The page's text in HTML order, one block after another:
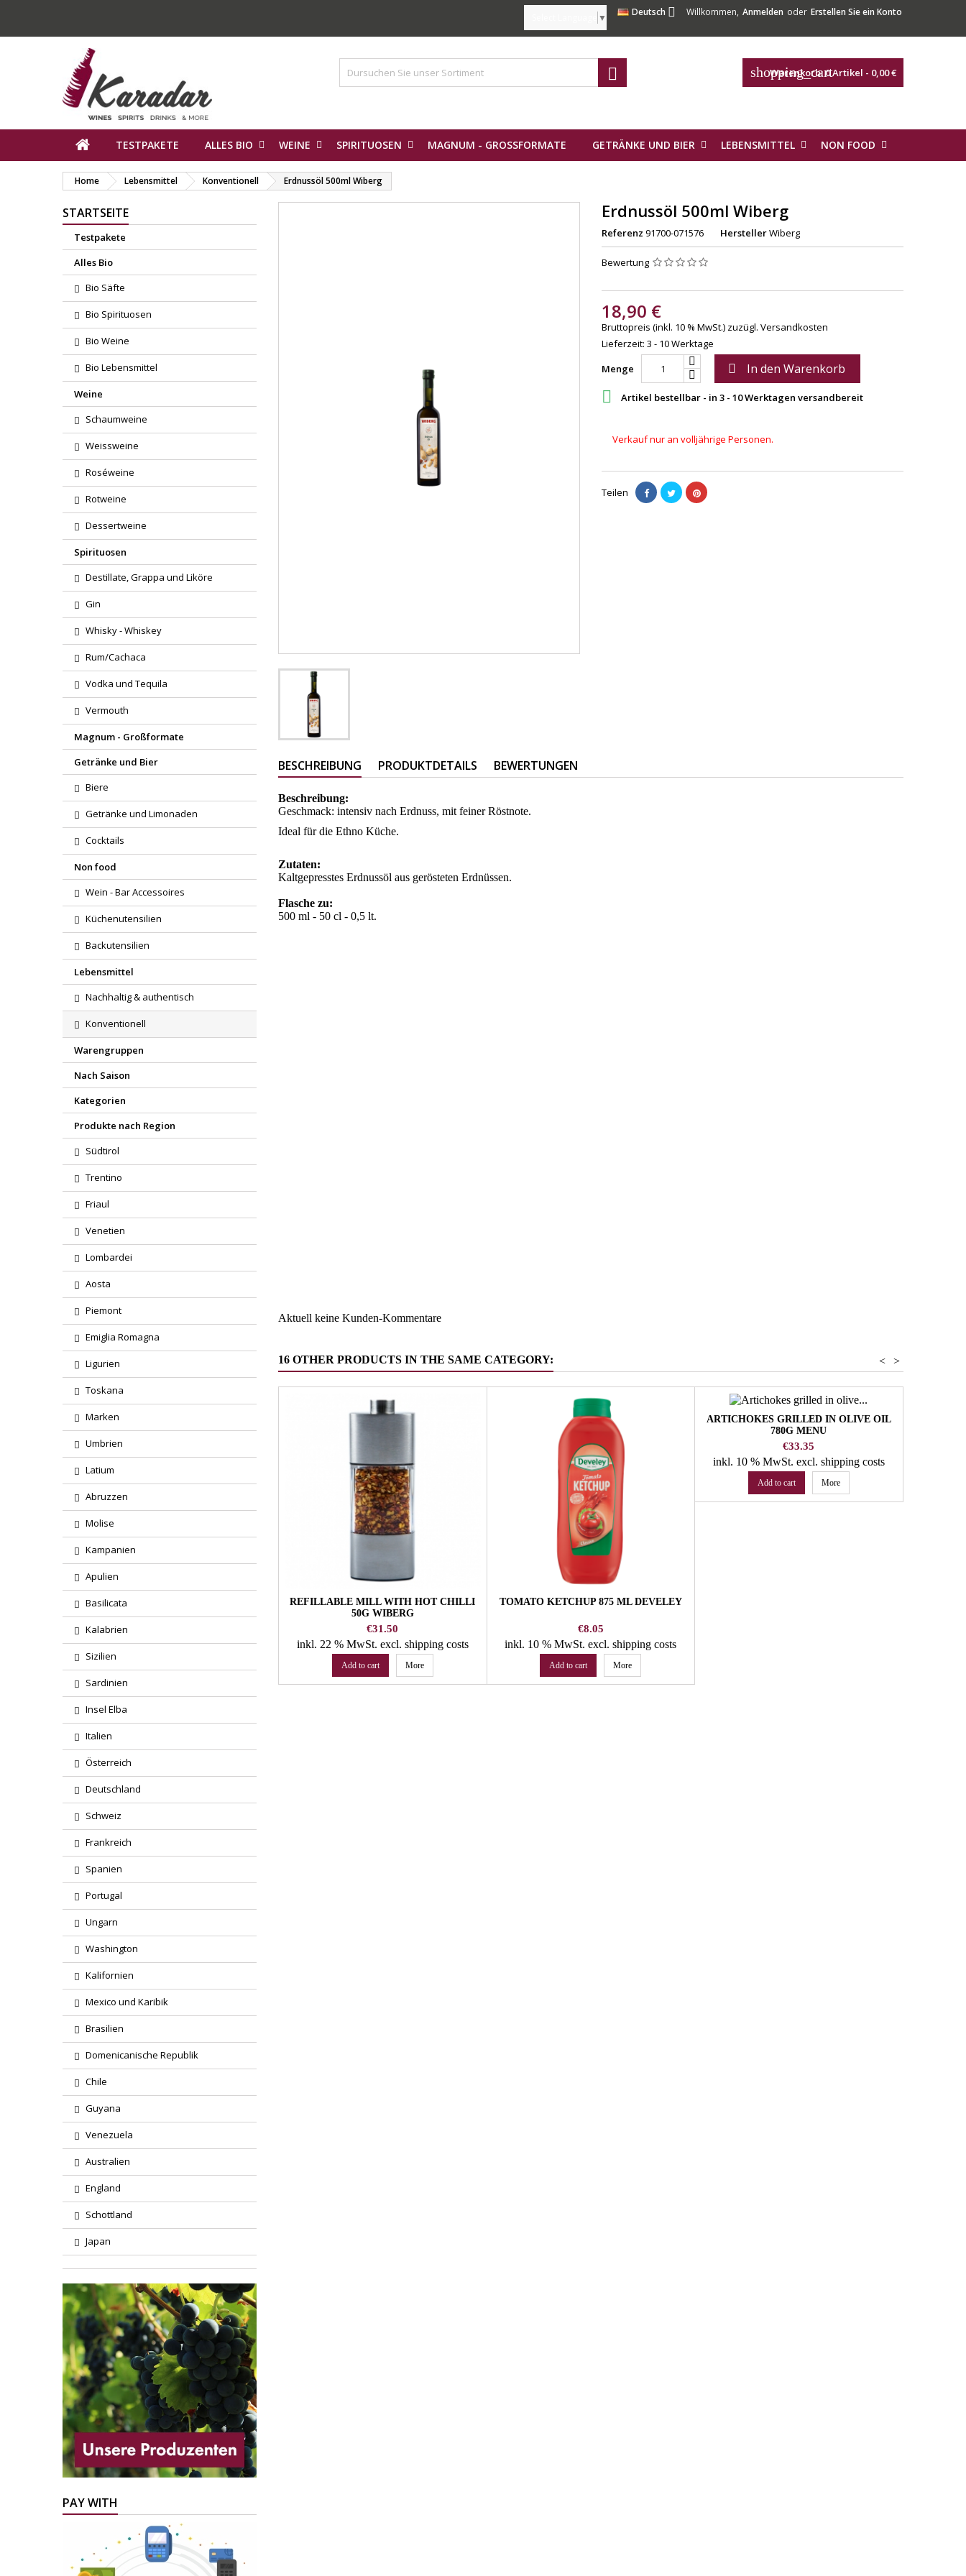
Willkommen, Anmelden oder Erstellen Sie ein Konto
Deutsch 
▼
shopping_cart
Warenkorb:0Artikel - 0,00 €

TESTPAKETE ALLES BIO WEINE SPIRITUOSEN MAGNUM - GROSSFORMATE GETRÄNKE UND BIER LEBENSMITTEL NON FOOD
Home Lebensmittel Konventionell Erdnussöl 500ml Wiberg
STARTSEITE
Testpakete
Alles Bio
Bio Säfte
Bio Spirituosen
Bio Weine
Bio Lebensmittel
Weine
Schaumweine
Weissweine
Roséweine
Rotweine
Dessertweine
Spirituosen
Destillate, Grappa und Liköre
Gin
Whisky - Whiskey
Rum/Cachaca
Vodka und Tequila
Vermouth
Magnum - Großformate
Getränke und Bier
Biere
Getränke und Limonaden
Cocktails
Non food
Wein - Bar Accessoires
Küchenutensilien
Backutensilien
Lebensmittel
Nachhaltig & authentisch
Konventionell
Warengruppen
Nach Saison
Kategorien
Produkte nach Region
Südtirol
Trentino
Friaul
Venetien
Lombardei
Aosta
Piemont
Emiglia Romagna
Ligurien
Toskana
Marken
Umbrien
Latium
Abruzzen
Molise
Kampanien
Apulien
Basilicata
Kalabrien
Sizilien
Sardinien
Insel Elba
Italien
Österreich
Deutschland
Schweiz
Frankreich
Spanien
Portugal
Ungarn
Washington
Kalifornien
Mexico und Karibik
Brasilien
Domenicanische Republik
Chile
Guyana
Venezuela
Australien
England
Schottland
Japan
PAY WITH
Erdnussöl 500ml Wiberg
Referenz 91700-071576 HerstellerWiberg
Bewertung
18,90 €
Bruttopreis (inkl. 10 % MwSt.) zuzügl. Versandkosten
Lieferzeit: 3 - 10 Werktage
Menge
 In den Warenkorb
 Artikel bestellbar - in 3 - 10 Werktagen versandbereit
Verkauf nur an volljährige Personen.
Teilen
BESCHREIBUNG PRODUKTDETAILS BEWERTUNGEN
Beschreibung:
Geschmack: intensiv nach Erdnuss, mit feiner Röstnote.
Ideal für die Ethno Küche.
Zutaten:
Kaltgepresstes Erdnussöl aus gerösteten Erdnüssen.
Flasche zu:
500 ml - 50 cl - 0,5 lt.
Aktuell keine Kunden-Kommentare
16 OTHER PRODUCTS IN THE SAME CATEGORY: >
<
REFILLABLE MILL WITH HOT CHILLI
50G WIBERG
Price
€31.50
inkl. 22 % MwSt. excl. shipping costs
Add to cart More
TOMATO KETCHUP 875 ML DEVELEY
Price
€8.05
inkl. 10 % MwSt.excl. shipping costs
Add to cart More
ARTICHOKES GRILLED IN OLIVE OIL
780G MENU
Price
€33.35
inkl. 10 % MwSt. excl. shipping costs
Add to cart More